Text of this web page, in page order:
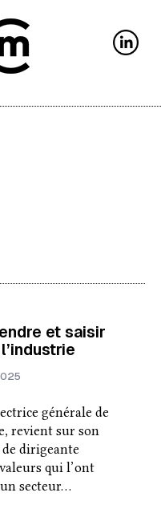
et saisir
générale de
revient sur son
dirigeante
qui l’ont
secteur…